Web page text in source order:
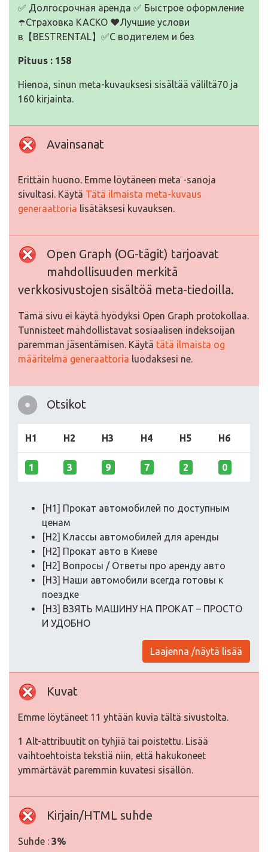
✅️ Долгосрочная аренда ✅️ Быстрое оформление
☂️Страховка КАСКО ❤️Лучшие услови
в【BESTRENTAL】✅️С водителем и без
Pituus : 158
Hienoa, sinun meta-kuvauksesi sisältää väliltä70 ja
160 kirjainta.
Avainsanat
Erittäin huono. Emme löytäneen meta -sanoja
sivultasi. Käytä Tätä ilmaista meta-kuvaus
generaattoria lisätäksesi kuvauksen.
Open Graph (OG-tägit) tarjoavat
mahdollisuuden merkitä
verkkosivustojen sisältöä meta-tiedoilla.
Tämä sivu ei käytä hyödyksi Open Graph protokollaa.
Tunnisteet mahdollistavat sosiaalisen indeksoijan
paremman jäsentämisen. Käytä tätä ilmaista og
määritelmä generaattoria luodaksesi ne.
Otsikot
H1 H2 H3 H4 H5 H6
1 3 9 7 2 0
[H1] Прокат автомобилей по доступным
ценам
[H2] Классы автомобилей для аренды
[H2] Прокат авто в Киеве
[H2] Вопросы / Ответы про аренду авто
[H3] Наши автомобили всегда готовы к
поездке
[H3] ВЗЯТЬ МАШИНУ НА ПРОКАТ – ПРОСТО
И УДОБНО
Laajenna /näytä lisää
Kuvat
Emme löytäneet 11 yhtään kuvia tältä sivustolta.
1 Alt-attribuutit on tyhjiä tai poistettu. Lisää
vaihtoehtoista tekstiä niin, että hakukoneet
ymmärtävät paremmin kuvatesi sisällön.
Kirjain/HTML suhde
Suhde : 3%